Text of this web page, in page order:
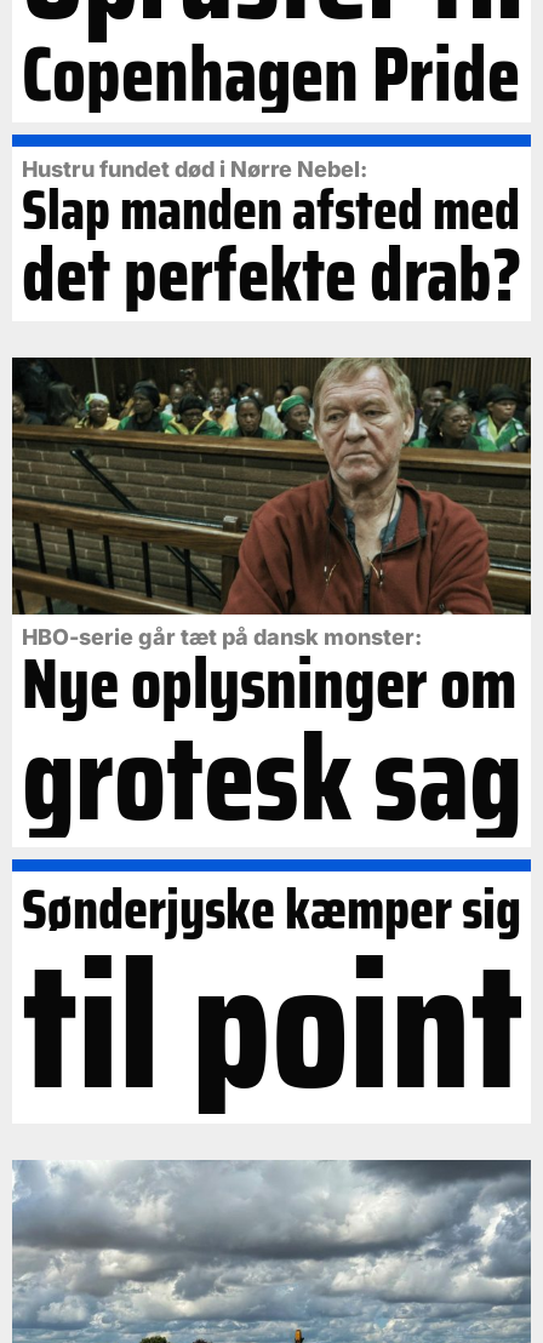
Copenhagen Pride
Hustru fundet død i Nørre Nebel:
Slap manden afsted med
det perfekte drab?
HBO-serie går tæt på dansk monster:
Nye oplysninger om
grotesk sag
Sønderjyske kæmper sig
til point